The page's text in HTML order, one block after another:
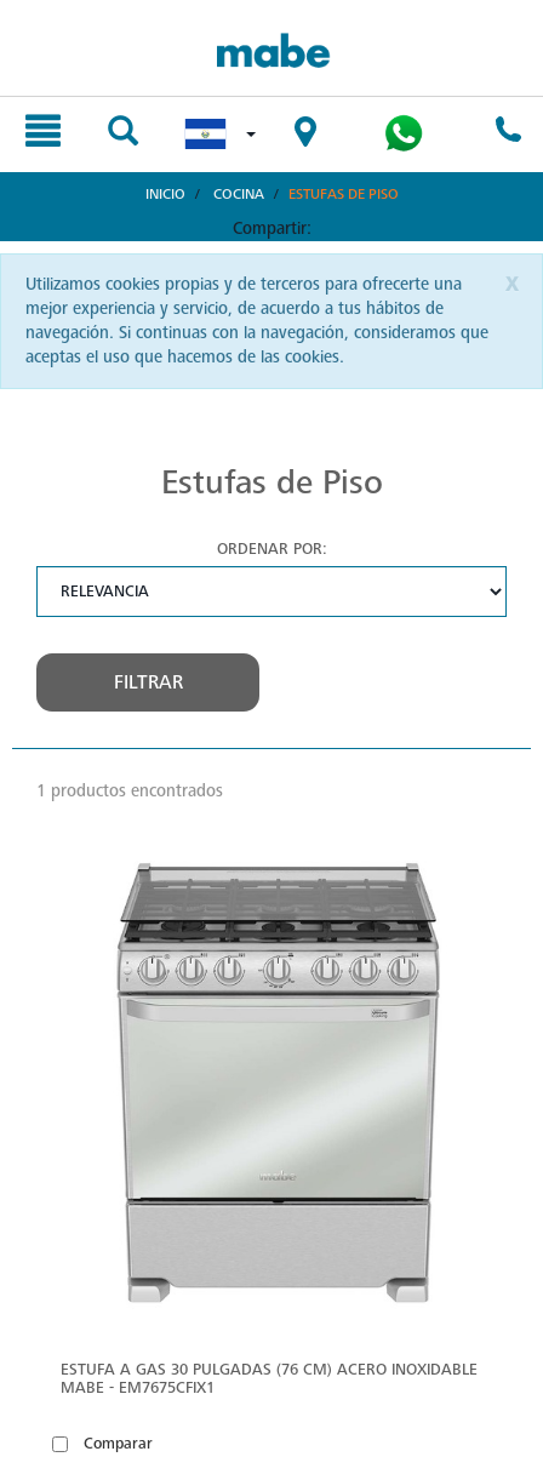
INICIO COCINA ESTUFAS DE PISO
Compartir:
x
Utilizamos cookies propias y de terceros para ofrecerte una
mejor experiencia y servicio, de acuerdo a tus hábitos de
navegación. Si continuas con la navegación, consideramos que
aceptas el uso que hacemos de las cookies.
Estufas de Piso
ORDENAR POR:
FILTRAR
1 productos encontrados
ESTUFA A GAS 30 PULGADAS (76 CM) ACERO INOXIDABLE
MABE - EM7675CFIX1
Comparar